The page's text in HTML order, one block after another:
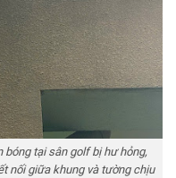
bóng tại sân golf bị hư hỏng,
nối giữa khung và tường chịu